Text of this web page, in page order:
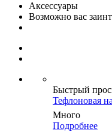
Аксессуары
Возможно вас
Быстрый
Тефлоновая
Много
Подробнее